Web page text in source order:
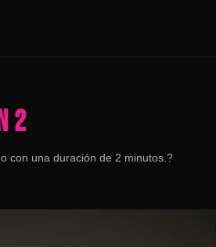
2
con una duración de 2 minutos.?